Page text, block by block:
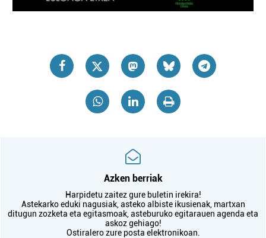
Azken berriak
Harpidetu zaitez gure buletin irekira!
Astekarko eduki nagusiak, asteko albiste ikusienak, martxan
ditugun zozketa eta egitasmoak, asteburuko egitarauen agenda eta
askoz gehiago!
Ostiralero zure posta elektronikoan.